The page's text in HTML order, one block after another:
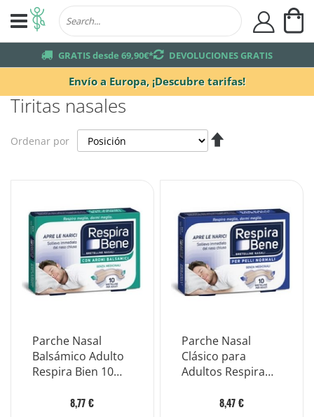
Envío a Europa, ¡Descubre tarifas!
truck GRATIS desde 69,90€*returns DEVOLUCIONES GRATIS
user
Tiritas nasales
Ordenar por
Parche Nasal
Balsámico Adulto
Respira Bien 10
8,77 €
Parche Nasal
Clásico para
Adultos Respira
8,47 €